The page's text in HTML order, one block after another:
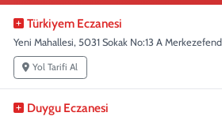
Türkiyem Eczanesi
Yeni Mahallesi, 5031 Sokak No:13 A
Yol Tarifi Al
Duygu Eczanesi